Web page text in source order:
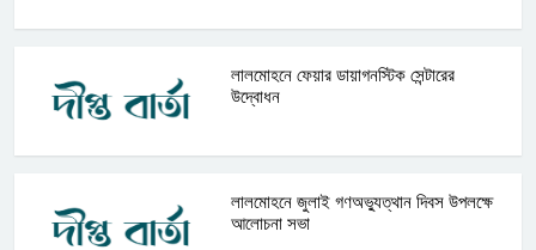
লালমোহনে ফেয়ার ডায়াগনস্টিক সেন্টারের
উদ্বোধন
লালমোহনে জুলাই গণঅভ্যুত্থান দিবস উপলক্ষে
আলোচনা সভা